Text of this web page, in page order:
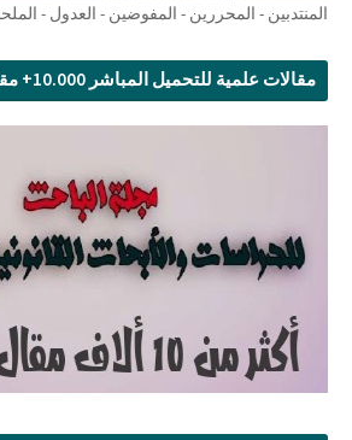
المنتدبين - المحررين - المفوضين - العدول -
مقالات علمية للتحميل المباشر 10.000+ مقال علمي قانوني